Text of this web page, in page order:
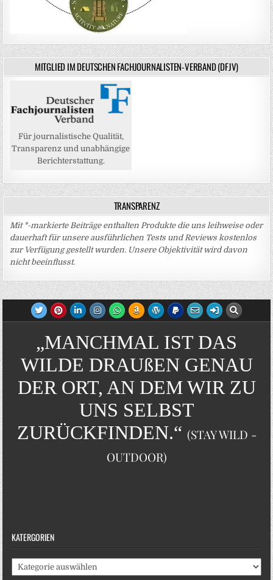
MITGLIED IM DEUTSCHEN FACHJOURNALISTEN-VERBAND (DFJV)
Für journalistische Qualität,
Transparenz und unabhängige
Berichterstattung.
TRANSPARENZ
Mit *-markierte Beiträge enthalten Produkte die uns leihweise oder
dauerhaft für unsere ausführlichen Tests und Reviews kostenlos
zur Verfügung gestellt wurden. Unsere Objektivität wird davon
nicht beeinflusst.
„MANCHMAL IST DAS
WILDE DRAUßEN GENAU
DER ORT, AN DEM WIR ZU
UNS SELBST
ZURÜCKFINDEN.“ (STAY WILD -
OUTDOOR)
KATERGORIEN
Katergorien